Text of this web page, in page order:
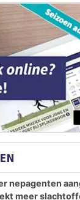
nepagenten
meer